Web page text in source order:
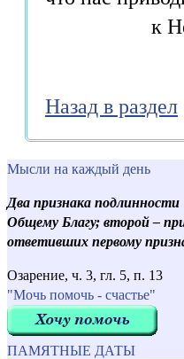
Назад в раздел
Мысли на каждый день
Два признака
Общему Благу; второй –
ответивших первому
Озарение, ч. 3, гл. 5, п. 13
"Мочь помочь - счастье"
ПАМЯТНЫЕ ДАТЫ